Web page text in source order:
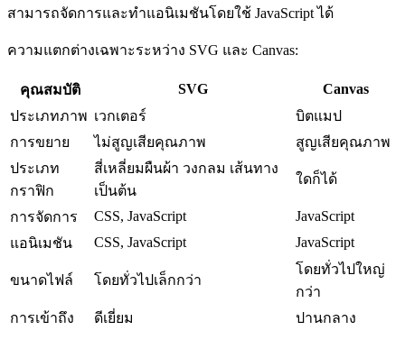
สามารถจัดการและทำแอนิเมชันโดยใช้ JavaScript ได้
ความแตกต่างเฉพาะระหว่าง SVG และ Canvas:
คุณสมบัติ SVG
Canvas
ประเภทภาพ เวกเตอร์
บิตแมป
การขยาย
ไม่สูญเสียคุณภาพ
สูญเสียคุณภาพ
ประเภท
กราฟิก
สี่เหลี่ยมผืนผ้า วงกลม เส้นทาง
เป็นต้น
ใดก็ได้
การจัดการ CSS, JavaScript
JavaScript
แอนิเมชัน
CSS, JavaScript JavaScript
ขนาดไฟล์ โดยทั่วไปเล็กกว่า
โดยทั่วไปใหญ่
กว่า
การเข้าถึง
ดีเยี่ยม ปานกลาง